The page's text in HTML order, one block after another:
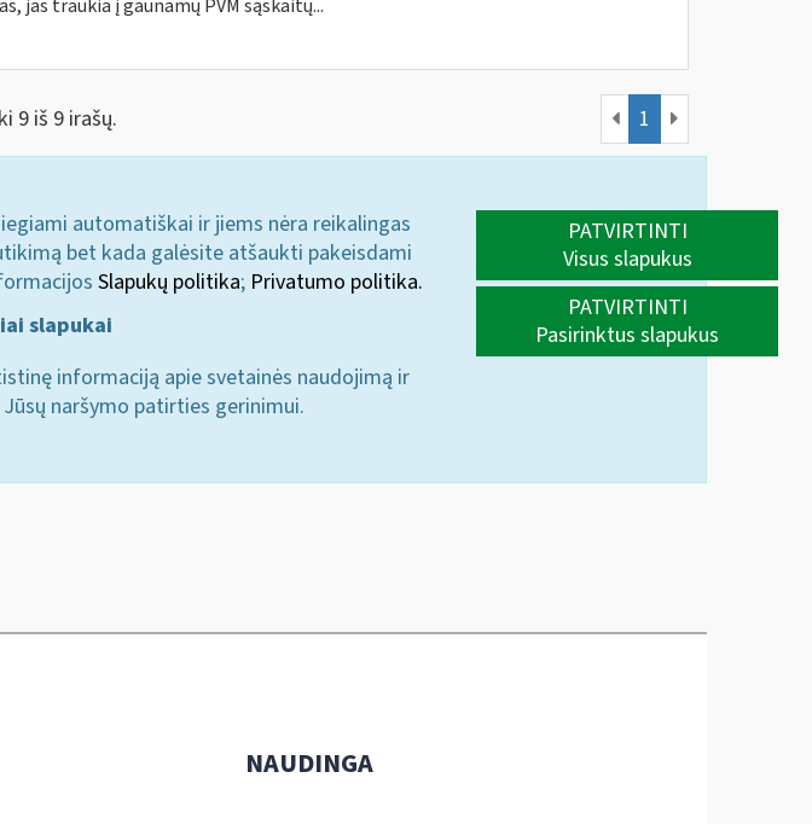
jas traukia į gaunamų PVM sąskaitų...
9 iš 9 irašų. 1
automatiškai ir jiems nėra reikalingas
bet kada galėsite atšaukti pakeisdami
Slapukų politika; Privatumo politika.
slapukai
informaciją apie svetainės naudojimą ir
naršymo patirties gerinimui.
PATVIRTINTI
Visus slapukus
PATVIRTINTI
Pasirinktus slapukus
NAUDINGA